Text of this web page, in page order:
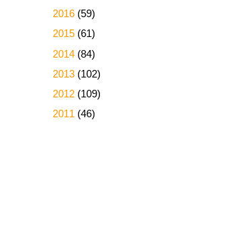
2016 (59)
2015 (61)
2014 (84)
2013 (102)
2012 (109)
2011 (46)